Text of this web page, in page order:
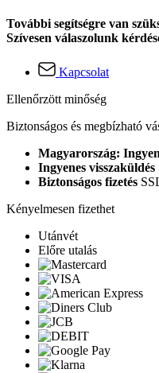
További segítségre van
Szívesen válaszolunk
Kapcsolat
Ellenőrzött minőség
Biztonságos és megbízható
Magyarország:
Ingyenes visszaküldés
Biztonságos fizetés
Kényelmesen fizethet
Utánvét
Előre utalás